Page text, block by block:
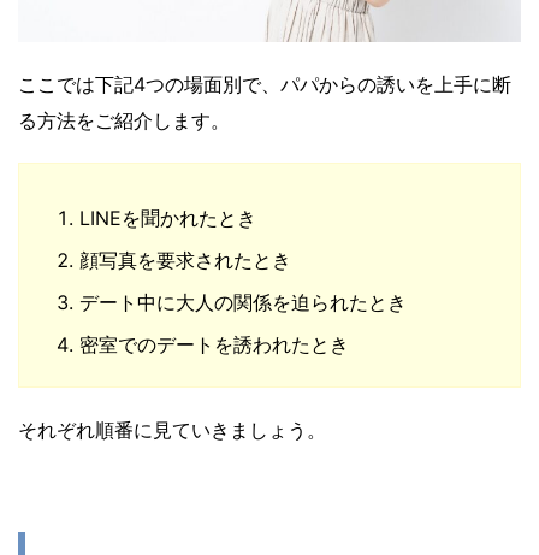
ここでは下記4つの場面別で、パパからの誘いを上手に断
る方法をご紹介します。
LINEを聞かれたとき
顔写真を要求されたとき
デート中に大人の関係を迫られたとき
密室でのデートを誘われたとき
それぞれ順番に見ていきましょう。